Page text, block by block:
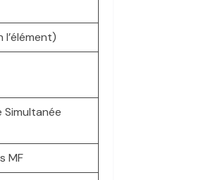
l’élément)
Simultanée
MF